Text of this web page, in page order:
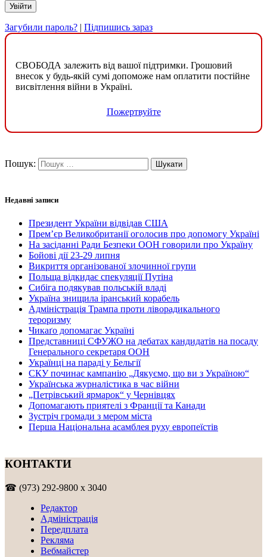
Загубили пароль? | Підпишись зараз
СВОБОДА залежить від вашої підтримки. Грошовий
внесок у будь-якій сумі допоможе нам оплатити постійне
висвітлення війни в Україні.
Пожертвуйте
Пошук:
Недавні записи
Президент України відвідав США
Прем’єр Великобританії оголосив про допомогу Україні
На засіданні Ради Безпеки ООН говорили про Україну
Бойові дії 23-29 липня
Викриття організованої злочинної групи
Польща відкидає спекуляції Путіна
Сибіга подякував польській владі
Україна знищила іранський корабель
Адміністрація Трампа проти ліворадикального
тероризму
Чикаґо допомагає Україні
Представниці СФУЖО на дебатах кандидатів на посаду
Генерального секретаря ООН
Українці на параді у Бельгії
СКУ починає кампанію „Дякуємо, що ви з Україною“
Українська журналістика в час війни
„Петрівський ярмарок“ у Чернівцях
Допомагають приятелі з Франції та Канади
Зустріч громади з мером міста
Перша Національна асамблея руху европеїстів
КОНТАКТИ
☎ (973) 292-9800 x 3040
Редактор
Адміністрація
Передплата
Рекляма
Вебмайстер